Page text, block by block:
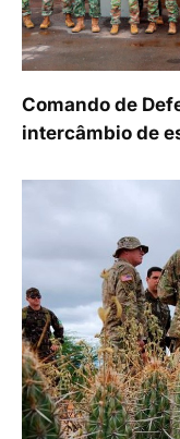
Comando de
intercâmbio de